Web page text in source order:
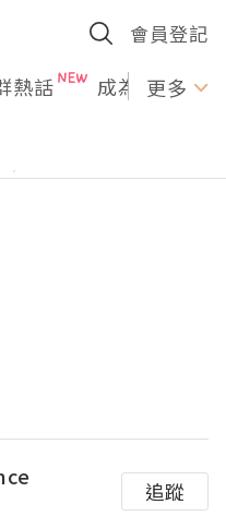
會員登記
熱話 成為U更多
追蹤